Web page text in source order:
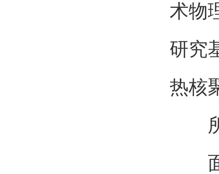
术物
研究
热核
所
面